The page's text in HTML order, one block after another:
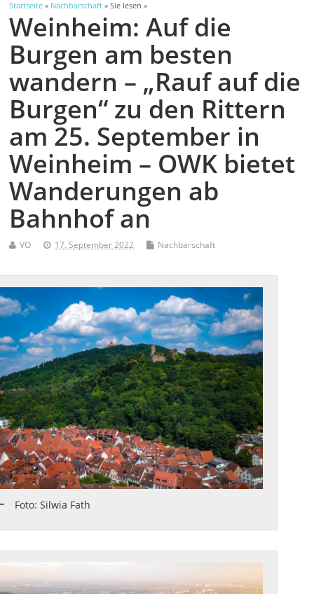
Startseite » Nachbarschaft » Sie lesen »
Weinheim: Auf die
Burgen am besten
wandern – „Rauf auf die
Burgen“ zu den Rittern
am 25. September in
Weinheim – OWK bietet
Wanderungen ab
Bahnhof an
VO 17. September 2022 Nachbarschaft
Foto: Silwia Fath